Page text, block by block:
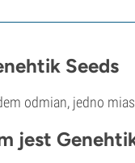
Seeds
odmian, jedno
jest